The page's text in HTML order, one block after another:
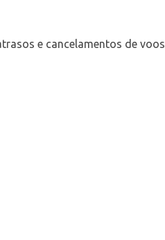
e cancelamentos de voos